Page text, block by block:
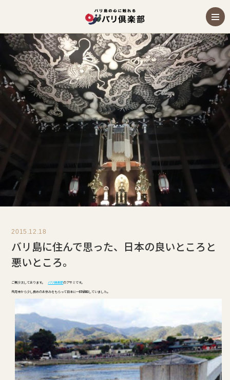
2015.12.18
バリ島に住んで思った、日本の良いところと
悪いところ。
ご無沙汰しております。バリ倶楽部のアサミです。
先月末から少し長めのお休みをもらって日本に一時帰国していました。